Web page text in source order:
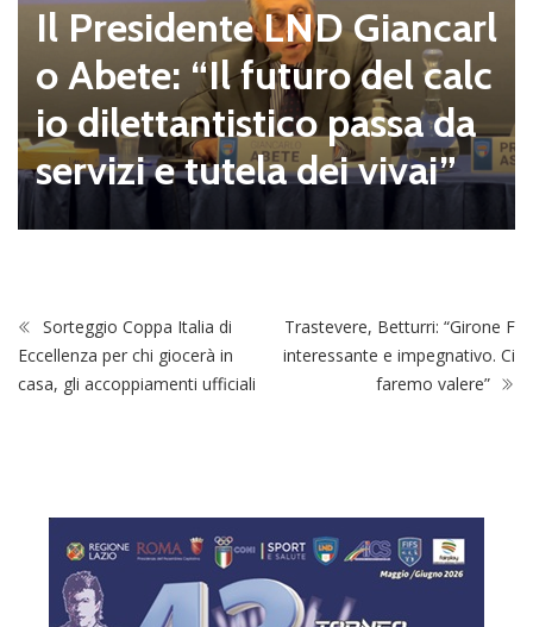
Il Presidente LND Giancarl
o Abete: “Il futuro del calc
io dilettantistico passa da
servizi e tutela dei vivai”
Sorteggio Coppa Italia di
Eccellenza per chi giocerà in
casa, gli accoppiamenti ufficiali
Trastevere, Betturri: “Girone F
interessante e impegnativo. Ci
faremo valere”